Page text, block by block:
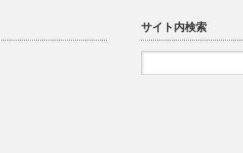
サイト内検索